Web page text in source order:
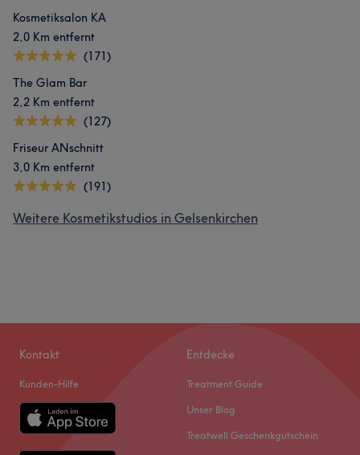
Kosmetiksalon KA
2,0 Km entfernt
(171)
The Glam Bar
2,2 Km entfernt
(127)
Friseur ANschnitt
3,0 Km entfernt
(191)
Weitere Kosmetikstudios in Gelsenkirchen
Kontakt
Kunden-Hilfe
Entdecke
Treatment Guide
Unser Blog
Treatwell Geschenkgutschein